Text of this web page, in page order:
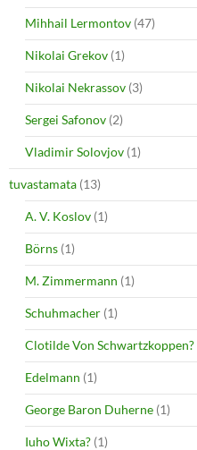
Mihhail Lermontov (47)
Nikolai Grekov (1)
Nikolai Nekrassov (3)
Sergei Safonov (2)
Vladimir Solovjov (1)
tuvastamata (13)
A. V. Koslov (1)
Börns (1)
M. Zimmermann (1)
Schuhmacher (1)
Clotilde Von Schwartzkoppen?
Edelmann (1)
George Baron Duherne (1)
Iuho Wixta? (1)